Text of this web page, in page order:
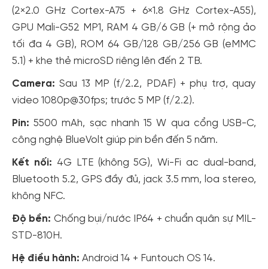
(2×2.0 GHz Cortex-A75 + 6×1.8 GHz Cortex-A55),
GPU Mali-G52 MP1, RAM 4 GB/6 GB (+ mở rộng ảo
tối đa 4 GB), ROM 64 GB/128 GB/256 GB (eMMC
5.1) + khe thẻ microSD riêng lên đến 2 TB.
Camera:Sau 13 MP (f/2.2, PDAF) + phụ trợ, quay
video 1080p@30fps; trước 5 MP (f/2.2).
Pin: 5500 mAh, sạc nhanh 15 W qua cổng USB-C,
công nghệ BlueVolt giúp pin bền đến 5 năm.
Kết nối: 4G LTE (không 5G), Wi-Fi ac dual-band,
Bluetooth 5.2, GPS đầy đủ, jack 3.5 mm, loa stereo,
không NFC.
Độ bền: Chống bụi/nước IP64 + chuẩn quân sự MIL-
STD-810H.
Hệ điều hành: Android 14 + Funtouch OS 14.